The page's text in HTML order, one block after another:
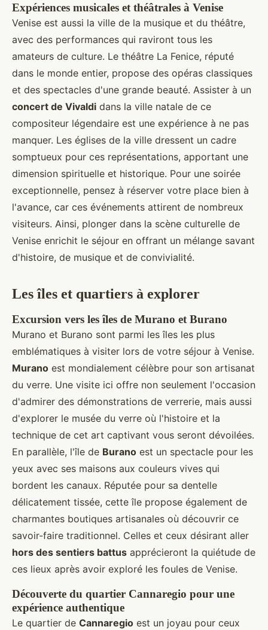
Expériences musicales et théâtrales à Venise
Venise est aussi la ville de la musique et du théâtre,
avec des performances qui raviront tous les
amateurs de culture. Le théâtre La Fenice, réputé
dans le monde entier, propose des opéras classiques
et des spectacles d'une grande beauté. Assister à un
concert de Vivaldi dans la ville natale de ce
compositeur légendaire est une expérience à ne pas
manquer. Les églises de la ville dressent un cadre
somptueux pour ces représentations, apportant une
dimension spirituelle et historique. Pour une soirée
exceptionnelle, pensez à réserver votre place bien à
l'avance, car ces événements attirent de nombreux
visiteurs. Ainsi, plonger dans la scène culturelle de
Venise enrichit le séjour en offrant un mélange savant
d'histoire, de musique et de convivialité.
Les îles et quartiers à explorer
Excursion vers les îles de Murano et Burano
Murano et Burano sont parmi les îles les plus
emblématiques à visiter lors de votre séjour à Venise.
Murano est mondialement célèbre pour son artisanat
du verre. Une visite ici offre non seulement l'occasion
d'admirer des démonstrations de verrerie, mais aussi
d'explorer le musée du verre où l'histoire et la
technique de cet art captivant vous seront dévoilées.
En parallèle, l'île de Burano est un spectacle pour les
yeux avec ses maisons aux couleurs vives qui
bordent les canaux. Réputée pour sa dentelle
délicatement tissée, cette île propose également de
charmantes boutiques artisanales où découvrir ce
savoir-faire traditionnel. Celles et ceux désirant aller
hors des sentiers battus apprécieront la quiétude de
ces lieux après avoir exploré les foules de Venise.
Découverte du quartier Cannaregio pour une
expérience authentique
Le quartier de Cannaregio est un joyau pour ceux